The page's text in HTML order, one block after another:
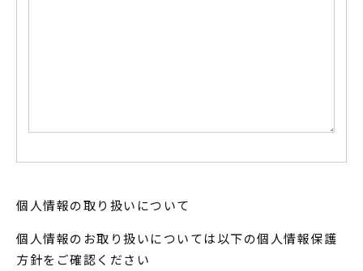
個人情報の取り扱いについて
個人情報のお取り扱いについては以下の個人情報保護
方針をご確認ください